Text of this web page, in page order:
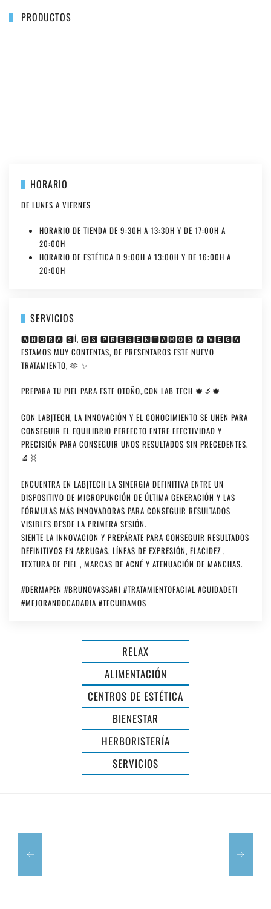
PRODUCTOS
HORARIO
DE LUNES A VIERNES
HORARIO DE TIENDA DE 9:30H A 13:30H Y DE 17:00H A
20:00H
HORARIO DE ESTÉTICA D 9:00H A 13:00H Y DE 16:00H A
20:00H
SERVICIOS
🅰🅷🅾🆁🅰 🆂Í, 🅾🆂 🅿🆁🅴🆂🅴🅽🆃🅰🅼🅾🆂 🅰 🆅🅴🅶🅰
ESTAMOS MUY CONTENTAS, DE PRESENTAROS ESTE NUEVO
TRATAMIENTO, 🫶 ✨
PREPARA TU PIEL PARA ESTE OTOÑO,.CON LAB TECH 🍁🔬🍁
CON LAB|TECH, LA INNOVACIÓN Y EL CONOCIMIENTO SE UNEN PARA
CONSEGUIR EL EQUILIBRIO PERFECTO ENTRE EFECTIVIDAD Y
PRECISIÓN PARA CONSEGUIR UNOS RESULTADOS SIN PRECEDENTES.
🔬🧬
ENCUENTRA EN LAB|TECH LA SINERGIA DEFINITIVA ENTRE UN
DISPOSITIVO DE MICROPUNCIÓN DE ÚLTIMA GENERACIÓN Y LAS
FÓRMULAS MÁS INNOVADORAS PARA CONSEGUIR RESULTADOS
VISIBLES DESDE LA PRIMERA SESIÓN.
SIENTE LA INNOVACION Y PREPÁRATE PARA CONSEGUIR RESULTADOS
DEFINITIVOS EN ARRUGAS, LÍNEAS DE EXPRESIÓN, FLACIDEZ ,
TEXTURA DE PIEL , MARCAS DE ACNÉ Y ATENUACIÓN DE MANCHAS.
#DERMAPEN #BRUNOVASSARI #TRATAMIENTOFACIAL #CUIDADETI
#MEJORANDOCADADIA #TECUIDAMOS
RELAX
ALIMENTACIÓN
CENTROS DE ESTÉTICA
BIENESTAR
HERBORISTERÍA
SERVICIOS
PERRUQUERIA
BIOLÓGICA
NÚRIA